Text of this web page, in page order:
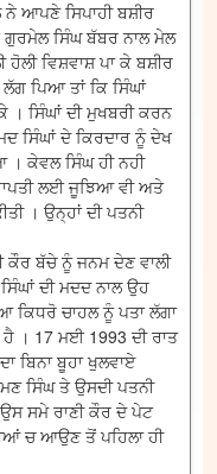
ਨੇ ਆਪਣੇ ਸਿਪਾਹੀ ਬਸ਼ੀਰ
ਗੁਰਮੇਲ ਸਿੰਘ ਬੱਬਰ ਨਾਲ ਮੇਲ
ਵਿਸ਼ਵਾਸ਼ ਪਾ ਕੇ ਬਸ਼ੀਰ
ਪਿਆ ਤਾਂ ਕਿ ਸਿੰਘਾਂ
। ਸਿੰਘਾਂ ਦੀ ਮੁਖਬਰੀ ਕਰਨ
ਸਿੰਘਾਂ ਦੇ ਕਿਰਦਾਰ ਨੂੰ ਦੇਖ
ਕੇਵਲ ਸਿੰਘ ਹੀ ਨਹੀ
ਲਈ ਜੂਝਿਆ ਵੀ ਅਤੇ
। ਉਨ੍ਹਾਂ ਦੀ ਪਤਨੀ
ਕੌਰ ਬੱਚੇ ਨੂੰ ਜਨਮ ਦੇਣ ਵਾਲੀ
ਦੀ ਮਦਦ ਨਾਲ ਉਹ
ਚਾਹਲ ਨੂੰ ਪਤਾ ਲੱਗਾ
। 17 ਮਈ 1993 ਦੀ ਰਾਤ
ਬਿਨਾ ਬੂਹਾ ਖੁਲਵਾਏ
ਸਿੰਘ ਤੇ ਉਸਦੀ ਪਤਨੀ
ਸਮੇ ਰਾਣੀ ਕੌਰ ਦੇ ਪੇਟ
ਚ ਆਉਣ ਤੋਂ ਪਹਿਲਾ ਹੀ